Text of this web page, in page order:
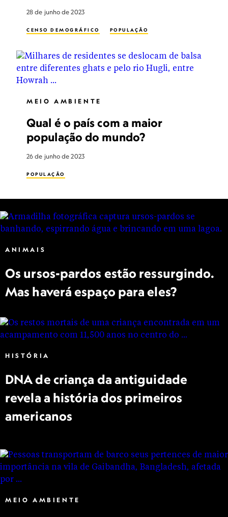
28 de junho de 2023
CENSO DEMOGRÁFICO POPULAÇÃO
MEIO AMBIENTE
Qual é o país com a maior
população do mundo?
26 de junho de 2023
POPULAÇÃO
ANIMAIS
Os ursos-pardos estão ressurgindo.
Mas haverá espaço para eles?
HISTÓRIA
DNA de criança da antiguidade
revela a história dos primeiros
americanos
MEIO AMBIENTE